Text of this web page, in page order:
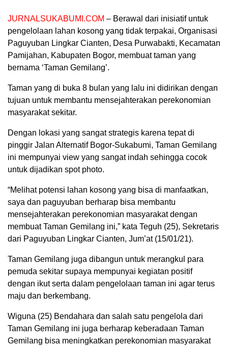
JURNALSUKABUMI.COM – Berawal dari inisiatif untuk
pengelolaan lahan kosong yang tidak terpakai, Organisasi
Paguyuban Lingkar Cianten, Desa Purwabakti, Kecamatan
Pamijahan, Kabupaten Bogor, membuat taman yang
bernama ‘Taman Gemilang’.
Taman yang di buka 8 bulan yang lalu ini didirikan dengan
tujuan untuk membantu mensejahterakan perekonomian
masyarakat sekitar.
Dengan lokasi yang sangat strategis karena tepat di
pinggir Jalan Alternatif Bogor-Sukabumi, Taman Gemilang
ini mempunyai view yang sangat indah sehingga cocok
untuk dijadikan spot photo.
“Melihat potensi lahan kosong yang bisa di manfaatkan,
saya dan paguyuban berharap bisa membantu
mensejahterakan perekonomian masyarakat dengan
membuat Taman Gemilang ini,” kata Teguh (25), Sekretaris
dari Paguyuban Lingkar Cianten, Jum’at (15/01/21).
Taman Gemilang juga dibangun untuk merangkul para
pemuda sekitar supaya mempunyai kegiatan positif
dengan ikut serta dalam pengelolaan taman ini agar terus
maju dan berkembang.
Wiguna (25) Bendahara dan salah satu pengelola dari
Taman Gemilang ini juga berharap keberadaan Taman
Gemilang bisa meningkatkan perekonomian masyarakat